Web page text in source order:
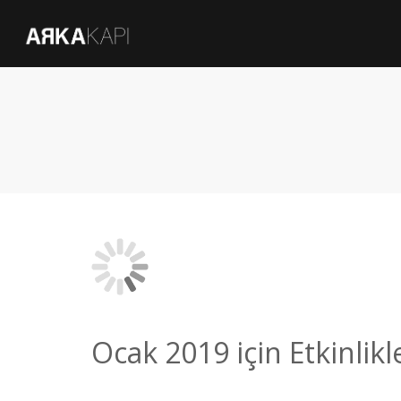
Ocak 2019 için